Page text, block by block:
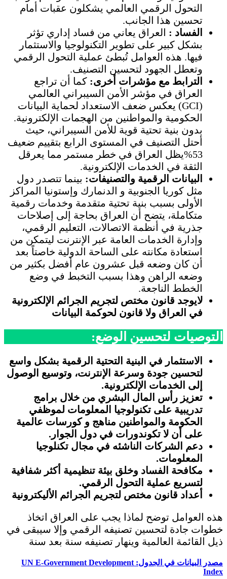
التحول الرقمي العالمي يشكلون عقبات أمام
تحسين هذا الجانب.
الفساد : العراق يعاني من فساد إداري تؤثر
بشكل كبير على تطوير التكنولوجيا والاستثمار
فيها. هذه العوامل تُبطئ عملية التحول الرقمي
وتعطل الجهود لتحسين التصنيف.
الترابط مع مؤشرات أخرى: كما أن تراجع
العراق في مؤشر الأمن السيبراني العالمي
(GCI) يعكس ضعف الاستعداد لحماية البيانات
الحكومية والمواطنين من الهجمات الإلكترونية.
بدون بنية تحتية قوية للأمن السيبراني، حيث
أحتل التصنيف في المستوى الرابع بتقييم ضعيف
53%يظل العراق في خطر مستمر مما يعرقل
الثقة في الخدمات الإلكترونية.
البيانات الرقمية والتصنيفات: بينما تتصدر دول
مثل كوريا الجنوبية و الدنمارك وإستونيا المراكز
الأولى بسبب بنية تحتية متقدمة وخدمات رقمية
متكاملة، يتضح أن العراق بحاجة إلى إصلاحات
جذرية في أنظمة الاتصالات، التعليم الرقمي،
وإدارة الخدمات العامة عبر الإنترنت ليتمكن من
استعادة مكانته على الساحة الدولية خاصتاً بعد
أن كان وضعه قبل عشرون عام أفضل بكثير من
وضعه الراهن وهذا بسبب التخبط في وضع
الخطط الناجعة.
لايوجد قانون مختص لتجريم الجرائم الإلكترونية
في العراق ولا قانون لحوكمة البيانات
التوصيات لتحسين الوضع:
الاستثمار في البنية التحتية الرقمية بشكل واسع
لتحسين جودة وسرعة الإنترنت، وتوسيع الوصول
إلى الخدمات الإلكترونية.
تعزيز رأس المال البشري من خلال برامج
تدريبية على تكنولوجيا المعلومات لموظفي
الحكومة والمواطنين مناهج و كورسات عالمية
على أن لا تكوندورات في دول الجوار.
دعم الشركات الناشئه في مجال تكنلوجيا
المعلومات.
مكافحة الفساد وخلق بيئة تنظيمية أكثر شفافية
لتسريع عملية التحول الرقمي.
أعداد قانون مختص لتجريم الجرائم الأليكترونية
هذه العوامل توضح لماذا يجب على العراق اتخاذ
خطوات جادة لتحسين تصنيفه الرقمي وإلا سيبقى في
ذيل القائمة العالمية وينهار تصنيفه سنة بعد سنة
مصدر البيانات في الجدول: UN E-Government Development
Index